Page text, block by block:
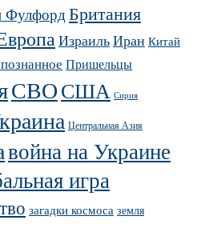
ФулфордБритания
ИзраильИран Китай
Пришельцы
СВОСША Сирия
Центральная Азия
война на Украине
игра
загадки космоса земля